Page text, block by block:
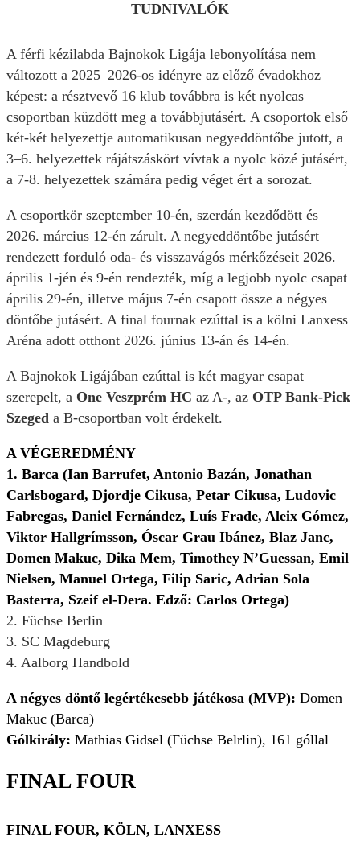
TUDNIVALÓK
A férfi kézilabda Bajnokok Ligája lebonyolítása nem
változott a 2025–2026-os idényre az előző évadokhoz
képest: a résztvevő 16 klub továbbra is két nyolcas
csoportban küzdött meg a továbbjutásért. A csoportok első
két-két helyezettje automatikusan negyeddöntőbe jutott, a
3–6. helyezettek rájátszáskört vívtak a nyolc közé jutásért,
a 7-8. helyezettek számára pedig véget ért a sorozat.
A csoportkör szeptember 10-én, szerdán kezdődött és
2026. március 12-én zárult. A negyeddöntőbe jutásért
rendezett forduló oda- és visszavágós mérkőzéseit 2026.
április 1-jén és 9-én rendezték, míg a legjobb nyolc csapat
április 29-én, illetve május 7-én csapott össze a négyes
döntőbe jutásért. A final fournak ezúttal is a kölni Lanxess
Aréna adott otthont 2026. június 13-án és 14-én.
A Bajnokok Ligájában ezúttal is két magyar csapat
szerepelt, a One Veszprém HC az A-, az OTP Bank-Pick
Szeged a B-csoportban volt érdekelt.
A VÉGEREDMÉNY
1. Barca (Ian Barrufet, Antonio Bazán, Jonathan
Carlsbogard, Djordje Cikusa, Petar Cikusa, Ludovic
Fabregas, Daniel Fernández, Luís Frade, Aleix Gómez,
Viktor Hallgrímsson, Óscar Grau Ibánez, Blaz Janc,
Domen Makuc, Dika Mem, Timothey N’Guessan, Emil
Nielsen, Manuel Ortega, Filip Saric, Adrian Sola
Basterra, Szeif el-Dera. Edző: Carlos Ortega)
2. Füchse Berlin
3. SC Magdeburg
4. Aalborg Handbold
A négyes döntő legértékesebb játékosa (MVP): Domen
Makuc (Barca)
Gólkirály: Mathias Gidsel (Füchse Belrlin), 161 góllal
FINAL FOUR
FINAL FOUR, KÖLN, LANXESS